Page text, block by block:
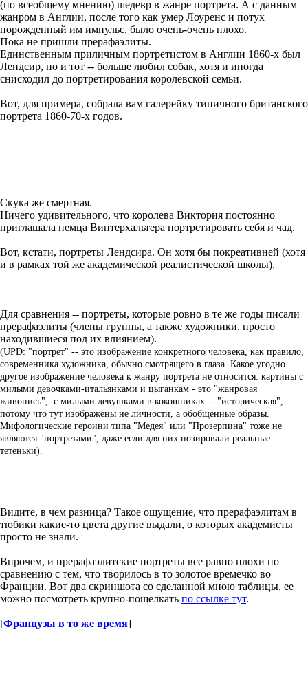
(по всеобщему мнению) шедевр в жанре портрета. А с данным
жанром в Англии, после того как умер Лоуренс и потух
порожденный им импульс, было очень-очень плохо.
Пока не пришли прерафаэлиты.
Единственным приличным портретистом в Англии 1860-х был
Лендсир, но и тот -- больше любил собак, хотя и иногда
снисходил до портретирования королевской семьи.
Вот, для примера, собрала вам галерейку типичного британского
портрета 1860-70-х годов.
Скука же смертная.
Ничего удивительного, что королева Виктория постоянно
приглашала немца Винтерхальтера портретировать себя и чад.
Вот, кстати, портреты Лендсира. Он хотя бы покреативней (хотя
и в рамках той же академической реалистической школы).
Для сравнения -- портреты, которые ровно в те же годы писали
прерафаэлиты (члены группы, а также художники, просто
находившиеся под их влиянием).
(UPD: "портрет" -- это изображение конкретного человека, как правило,
современника художника, обычно смотрящего в глаза. Какое угодно
другое изображение человека к жанру портрета не относится: картины с
милыми девочками-итальянками и цыганкам - это "жанровая
живопись", с милыми девушками в кокошниках -- "историческая",
потому что тут изображены не личности, а обобщенные образы.
Мифологические героини типа "Медея" или "Прозерпина" тоже не
являются "портретами", даже если для них позировали реальные
тетеньки).
Видите, в чем разница? Такое ощущение, что прерафаэлитам в
тюбики какие-то цвета другие выдали, о которых академисты
просто не знали.
Впрочем, и прерафаэлитские портреты все равно плохи по
сравнению с тем, что творилось в то золотое времечко во
Франции. Вот два скриншота со сделанной мною таблицы, ее
можно посмотреть крупно-пощелкать по ссылке тут.
[Французы в то же время]